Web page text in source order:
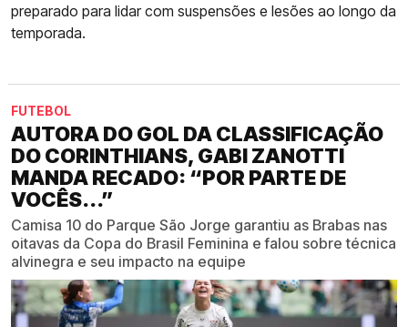
preparado para lidar com suspensões e lesões ao longo da
temporada.
FUTEBOL
AUTORA DO GOL DA CLASSIFICAÇÃO
DO CORINTHIANS, GABI ZANOTTI
MANDA RECADO: “POR PARTE DE
VOCÊS...”
Camisa 10 do Parque São Jorge garantiu as Brabas nas
oitavas da Copa do Brasil Feminina e falou sobre técnica
alvinegra e seu impacto na equipe